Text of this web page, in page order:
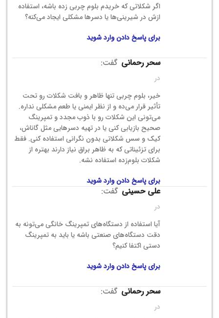
اگر شکلاتی که خریدم بلوم چربی زده باشه، استفاده
ازش در شیرینی‌ها یا دسرها مشکلی ایجاد می‌کنه؟
برای پاسخ دادن وارد شوید
سحر رحمانی گفت:
در
خیر، بلوم چربی تنها ظاهر و بافت شکلات رو تحت
تأثیر قرار می‌ده و از نظر ایمنی یا طعم مشکلی نداره.
می‌تونی این شکلات رو با ذوب مجدد و تمپرینگ
صحیح بازیابی کنی یا در تهیه دسرهایی مثل گاناش،
کیک و سس شکلاتی بدون نگرانی استفاده کنی. فقط
برای تزئیناتی که به ظاهر براق نیاز دارند بهتره از
شکلات بلوم‌زده استفاده نشه.
برای پاسخ دادن وارد شوید
علی حسینی گفت:
در
آیا استفاده از دستگاه‌های تمپرینگ خانگی می‌تونه به
دقت دستگاه‌های صنعتی باشه یا باید به تمپرینگ
دستی اکتفا کنیم؟
برای پاسخ دادن وارد شوید
سحر رحمانی گفت:
در